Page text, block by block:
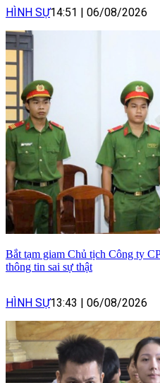
HÌNH SỰ14:51 06/08/2026
Bắt tạm giam Chủ tịch Công ty
thông tin sai sự thật
HÌNH SỰ13:43 06/08/2026